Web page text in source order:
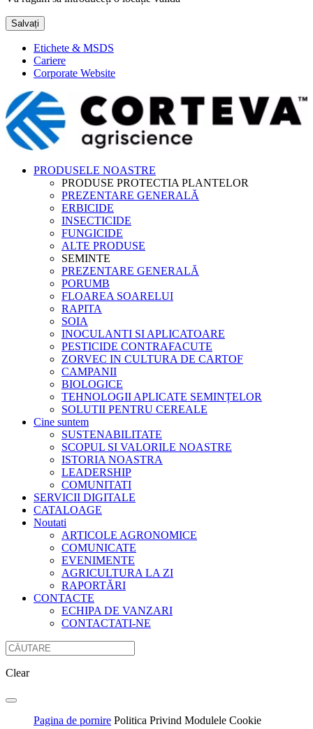
Salvați
Etichete & MSDS
Cariere
Corporate Website
PRODUSELE NOASTRE
PRODUSE PROTECTIA PLANTELOR
PREZENTARE GENERALĂ
ERBICIDE
INSECTICIDE
FUNGICIDE
ALTE PRODUSE
SEMINTE
PREZENTARE GENERALĂ
PORUMB
FLOAREA SOARELUI
RAPITA
SOIA
INOCULANTI SI APLICATOARE
PESTICIDE CONTRAFACUTE
ZORVEC IN CULTURA DE CARTOF
CAMPANII
BIOLOGICE
TEHNOLOGII APLICATE SEMINȚELOR
SOLUTII PENTRU CEREALE
Cine suntem
SUSTENABILITATE
SCOPUL SI VALORILE NOASTRE
ISTORIA NOASTRA
LEADERSHIP
COMUNITATI
SERVICII DIGITALE
CATALOAGE
Noutati
ARTICOLE AGRONOMICE
COMUNICATE
EVENIMENTE
AGRICULTURA LA ZI
RAPORTĂRI
CONTACTE
ECHIPA DE VANZARI
CONTACTATI-NE
Clear
Pagina de pornire Politica Privind Modulele Cookie